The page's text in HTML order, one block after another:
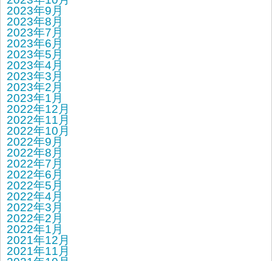
2023年9月
2023年8月
2023年7月
2023年6月
2023年5月
2023年4月
2023年3月
2023年2月
2023年1月
2022年12月
2022年11月
2022年10月
2022年9月
2022年8月
2022年7月
2022年6月
2022年5月
2022年4月
2022年3月
2022年2月
2022年1月
2021年12月
2021年11月